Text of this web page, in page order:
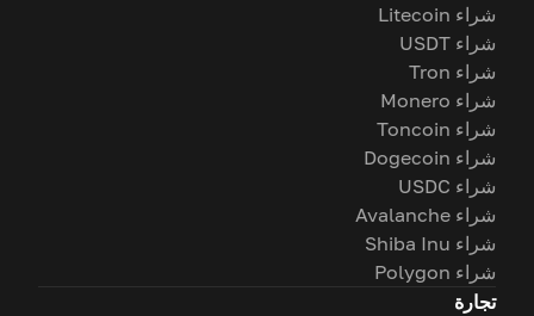
شراء Litecoin
شراء USDT
شراء Tron
شراء Monero
شراء Toncoin
شراء Dogecoin
شراء USDC
شراء Avalanche
شراء Shiba Inu
شراء Polygon
تجارة